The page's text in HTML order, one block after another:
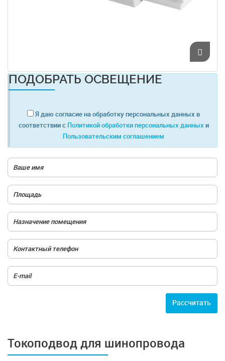
ПОДОБРАТЬ ОСВЕЩЕНИЕ
Я даю согласие на обработку персональных данных в
соответствии с Политикой обработки персональных данных и
Пользовательским соглашением
Расcчитать
Токоподвод для шинопровода